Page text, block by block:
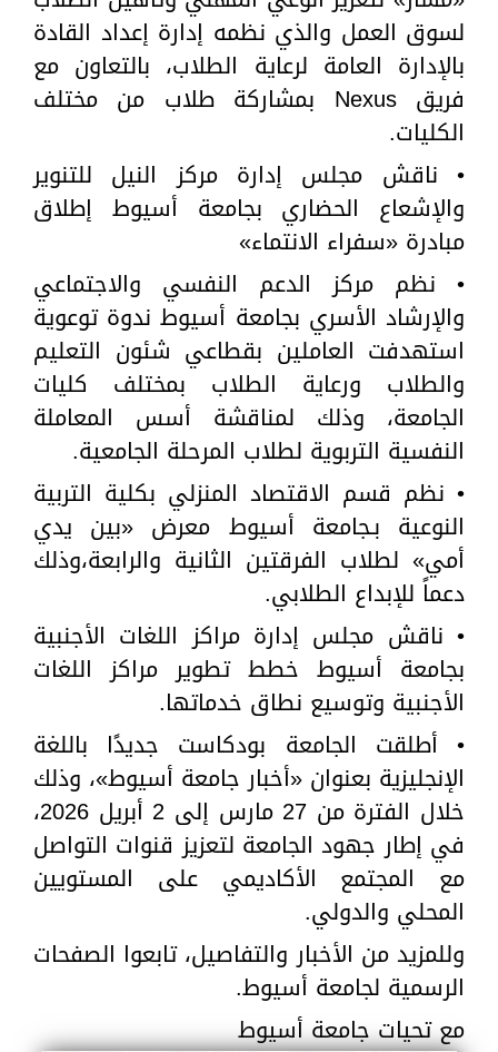
لسوق العمل والذي نظمه إدارة إعداد القادة
بالإدارة العامة لرعاية الطلاب، بالتعاون مع
فريق Nexus بمشاركة طلاب من مختلف
الكليات.
• ناقش مجلس إدارة مركز النيل للتنوير
والإشعاع الحضاري بجامعة أسيوط إطلاق
مبادرة «سفراء الانتماء»
• نظم مركز الدعم النفسي والاجتماعي
والإرشاد الأسري بجامعة أسيوط ندوة توعوية
استهدفت العاملين بقطاعي شئون التعليم
والطلاب ورعاية الطلاب بمختلف كليات
الجامعة، وذلك لمناقشة أسس المعاملة
النفسية التربوية لطلاب المرحلة الجامعية.
• نظم قسم الاقتصاد المنزلي بكلية التربية
النوعية بـجامعة أسيوط معرض «بين يدي
أمي» لطلاب الفرقتين الثانية والرابعة،وذلك
دعماً للإبداع الطلابي.
• ناقش مجلس إدارة مراكز اللغات الأجنبية
بجامعة أسيوط خطط تطوير مراكز اللغات
الأجنبية وتوسيع نطاق خدماتها.
• أطلقت الجامعة بودكاست جديدًا باللغة
الإنجليزية بعنوان «أخبار جامعة أسيوط»، وذلك
خلال الفترة من 27 مارس إلى 2 أبريل 2026،
في إطار جهود الجامعة لتعزيز قنوات التواصل
مع المجتمع الأكاديمي على المستويين
المحلي والدولي.
وللمزيد من الأخبار والتفاصيل، تابعوا الصفحات
الرسمية لجامعة أسيوط.
مع تحيات جامعة أسيوط